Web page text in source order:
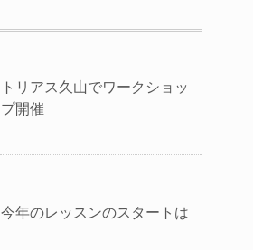
トリアス久山でワークショッ
プ開催
今年のレッスンのスタートは